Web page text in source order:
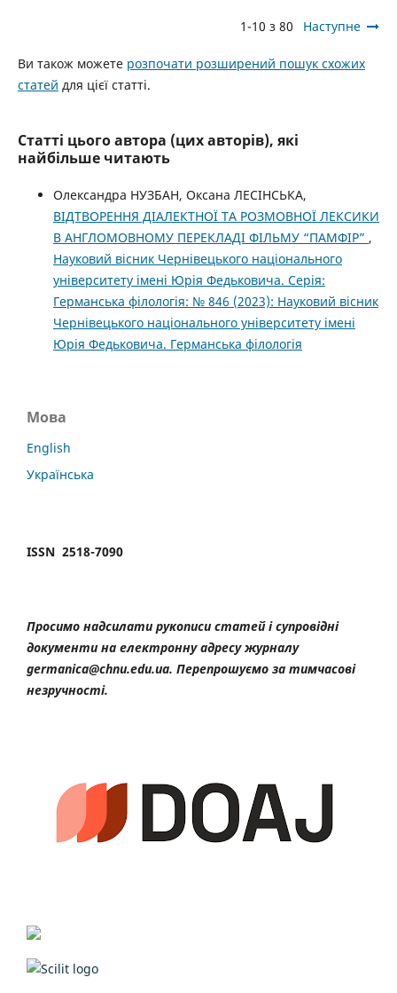
1-10 з 80 Наступне
Ви також можете розпочати розширений пошук схожих
статей для цієї статті.
Статті цього автора (цих авторів), які
найбільше читають
Олександра НУЗБАН, Оксана ЛЕСІНСЬКА,
ВІДТВОРЕННЯ ДІАЛЕКТНОЇ ТА РОЗМОВНОЇ ЛЕКСИКИ
В АНГЛОМОВНОМУ ПЕРЕКЛАДІ ФІЛЬМУ “ПАМФІР” ,
Науковий вісник Чернівецького національного
університету імені Юрія Федьковича. Серія:
Германська філологія: № 846 (2023): Науковий вісник
Чернівецького національного університету імені
Юрія Федьковича. Германська філологія
Мова
English
Українська
ISSN 2518-7090
Просимо надсилати рукописи статей і супровідні
документи на електронну адресу журналу
germanica@chnu.edu.ua. Перепрошуємо за тимчасові
незручності.